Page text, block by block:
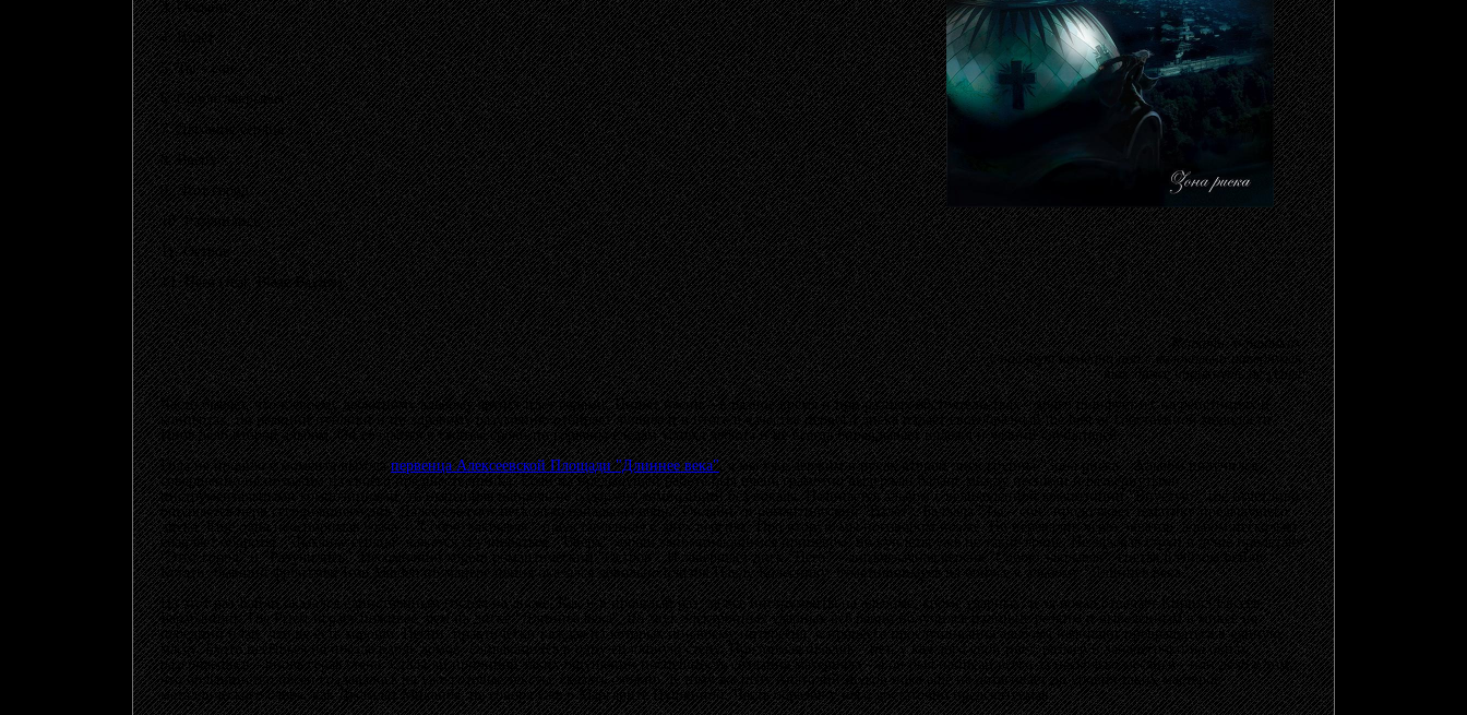
3. Онлайн
4. Взлёт
5. Ты – сон
6. Собою закрывая
7. Дыхание сердца
8. Вверх
9. Этот город
10. Разучились
11. Остров
12. Hero (feat. Blaze Bayley)
Кстати, о птичках:
у нас тут намедни поп с колокольни навернулся,
так даже чирикнуть не успел!
Часто бывает, что к своему дебютному альбому артист идёт годами. Пишет песни – в разное время и при разных обстоятельствах - долго шлифует их на репетициях и
концертах, по реакции публики и по здравому разумению отбирает лучшее и в итоге в качестве первого диска издаёт своеобразный the best of собственной молодости.
Иное дело второй альбом. Он создаётся в сжатые сроки по горячим следам успеха дебюта и не всегда оправдывает надежд и чаяний слушателей.
Года не прошло с момента выходапервенца Алексеевской Площади "Длиннее века", а мы уже держим в руках второй диск группы "Зона риска". Альбом получился
совершенно не похожим на своего предшественника. Если на предыдущей работе был очень грамотно выдержан баланс между песнями и развёрнутыми
инструментальными композициями, то нынешняя напрочь не содержит композиций без вокала. Начинается альбом с великолепной композиции "Впустую", где отчётливо
ощущается нерв сегодняшнего дня. Далее следуют несколько банальная вещь "Онлайн" и романтический "Взлёт". Баллада "Ты – сон" продолжает тематику предыдущего
диска. Ещё одна неоспоримая удача – "Собою закрывая", представленная в двух версиях. Про вторую мы поговорим позже. Но перевалив через экватор, альбом несколько
сбавляет обороты. "Дыханье сердца" кажется скучноватым. "Вверх" хорош запоминающимся припевом, но куплеты уже не такие яркие. Не задевая струн в душе пролетают
"Этот город" и "Разучились". Несомненно хорош романтический "Остров". И завершает диск "Hero" – англоязычная версия "Собою закрывая", спетая Блэйзом Бейли.
Кстати, бывший фронтмен Iron Maiden по манере пения оказался довольно близок Павлу Колеснику, отметившимуся на бонусе к альбому "Длиннее века".
На этот раз Бэйли оказался единственным гостем на диске. Как и в прошлый раз, за все инструменты на альбоме, кроме ударных, и за вокал отвечает Кирилл Евсеев.
Барабанщик The Priest играет поживее, чем на диске "Длиннее века", но звук электронных ударных всё равно получился излишне резким и выведенным в миксе на
передний план, что не есть хорошо. Песни, практически каждая из которых по-своему интересна, в процессе прослушивания альбома начинают превращаться в единую
массу. Будто несёшься на поезде вдоль домов, сливающихся в одну сплошную стену. Притормаживаешь – нет, у каждого свой цвет, размер и занавесочки на окнах;
разгоняешься – вновь серая стена. Стала ли причиной таких ощущений поспешность создания материала – а он был написан всего за несколько месяцев - или дело в том,
что большинство песен создавалось на уже готовые тексты, сказать сложно. К тому же поэт Анатолий Жуков пока ещё не дотягивает до уровня таких мастеров
металлического слова, как Джамлат Миканба, не говоря уже о Маргарите Пушкиной. Часть образов у него достаточно предсказуемая.